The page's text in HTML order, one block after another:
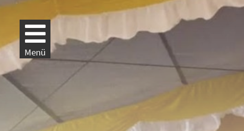
Weiter zur Navigation Weiter zum Inhalt
Menü